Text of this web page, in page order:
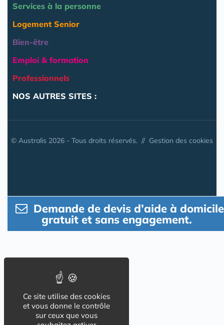
Services à la personne
Logement Senior
Bien-être
Emploi & formation
Professionnels
NOS AUTRES SITES :
© Australis 2026 - Tous droits réservés. // Gestion des cookies
Demande de devis d’aide à domicile
gratuit et sans engagement.
Ce site utilise des cookies
et vous donne le contrôle
sur ceux que vous